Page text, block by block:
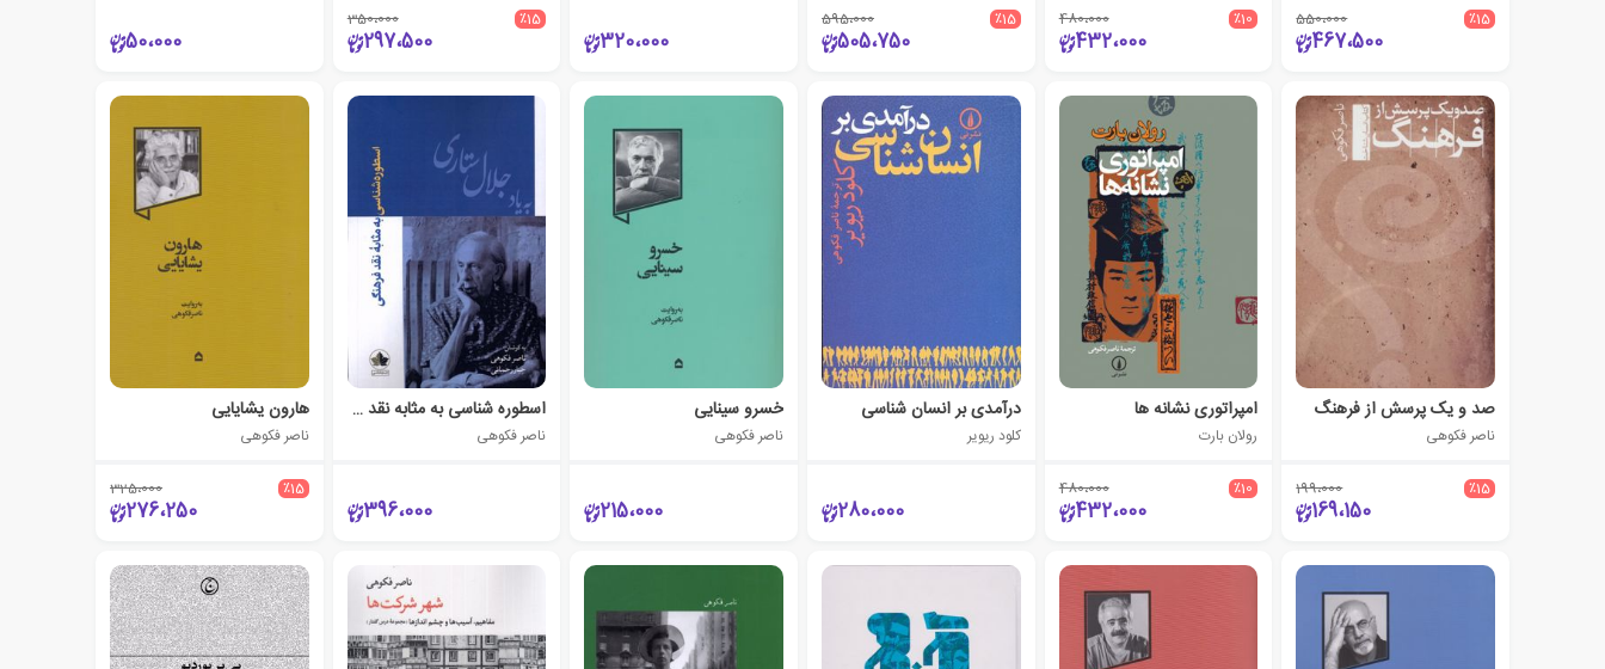
٪15 550،000
467،500
٪10 480،000
432،000
٪15 595،000
505،750 320،000
٪15 350،000
297،500 50،000
صد و یک پرسش از فرهنگ
ناصر فکوهی
٪15 199،000
169،150
امپراتوری نشانه ها
رولان بارت
٪10 480،000
432،000
درآمدی بر انسان شناسی
کلود ریویر
280،000
خسرو سینایی
ناصر فکوهی
215،000
اسطوره شناسی به مثابه نقد فرهنگی
ناصر فکوهی
396،000
هارون یشایایی
ناصر فکوهی
٪15 325،000
276،250